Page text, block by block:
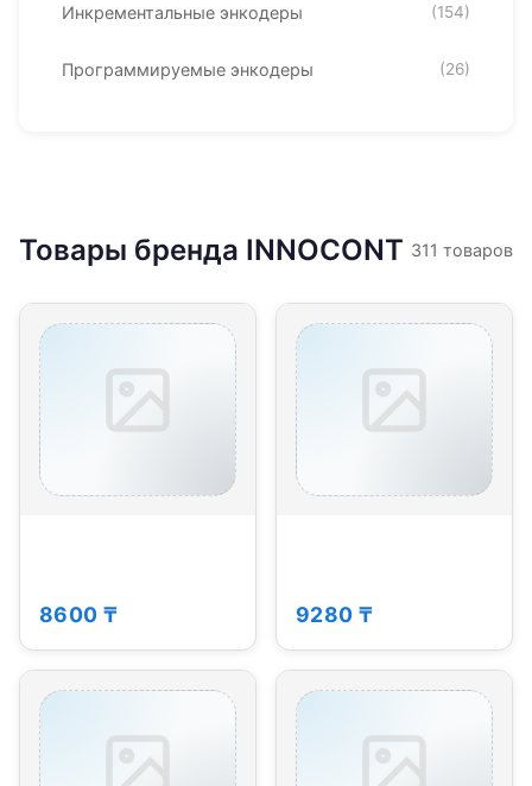
Инкрементальные энкодеры (154)
Программируемые энкодеры (26)
Товары бренда INNOCONT 311 товаров
8600 ₸ 9280 ₸